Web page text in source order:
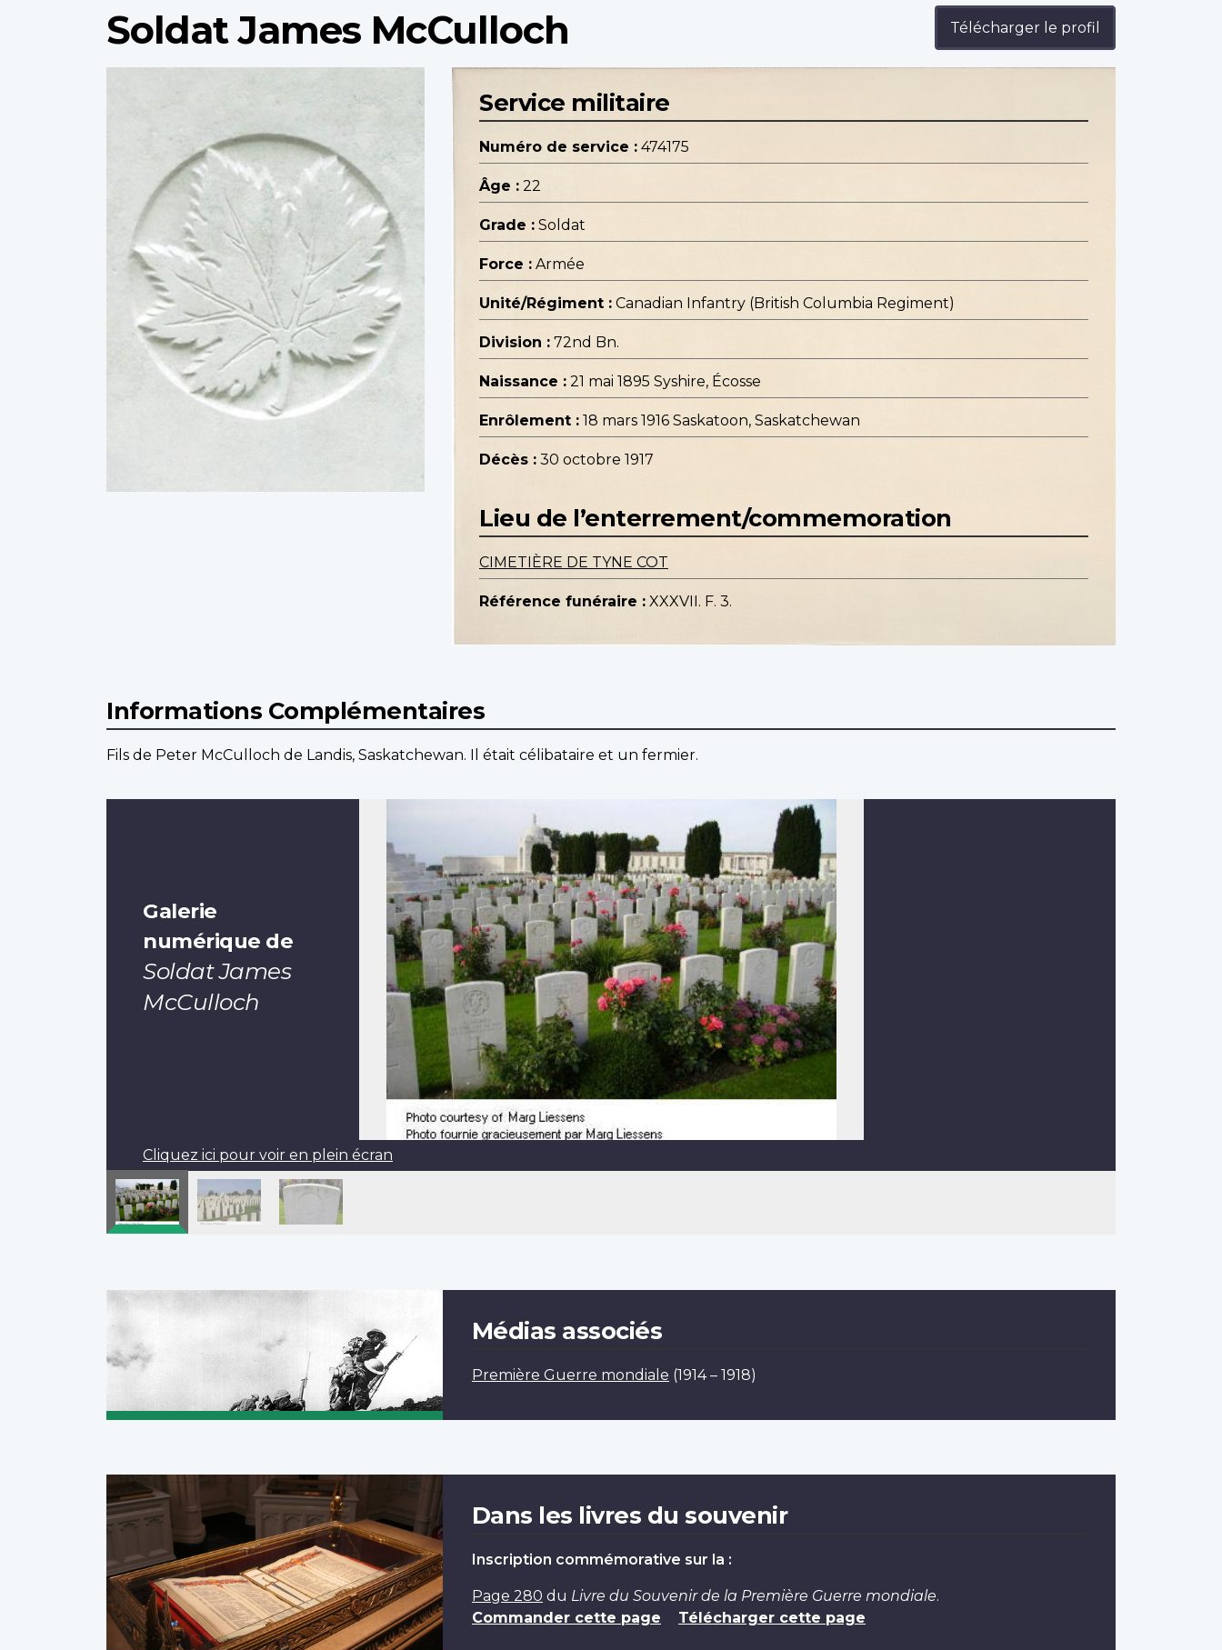
Soldat James McCulloch Télécharger le profil
Service militaire
Numéro de service : 474175
Âge : 22
Grade : Soldat
Force : Armée
Unité/Régiment : Canadian Infantry (British Columbia Regiment)
Division : 72nd Bn.
Naissance : 21 mai 1895 Syshire, Écosse
Enrôlement : 18 mars 1916 Saskatoon, Saskatchewan
Décès : 30 octobre 1917
Lieu de l’enterrement/commemoration
CIMETIÈRE DE TYNE COT
Référence funéraire : XXXVII. F. 3.
Informations Complémentaires
Fils de Peter McCulloch de Landis, Saskatchewan. Il était célibataire et un fermier.
Galerie
numérique de
Soldat James
McCulloch
Cliquez ici pour voir en plein écran
Médias associés
Première Guerre mondiale (1914 – 1918)
Dans les livres du souvenir
Inscription commémorative sur la :
Page 280 du Livre du Souvenir de la Première Guerre mondiale.
Commander cette page
Télécharger cette page